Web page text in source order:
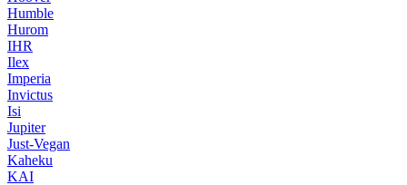
Humble
Hurom
IHR
Ilex
Imperia
Invictus
Isi
Jupiter
Just-Vegan
Kaheku
KAI